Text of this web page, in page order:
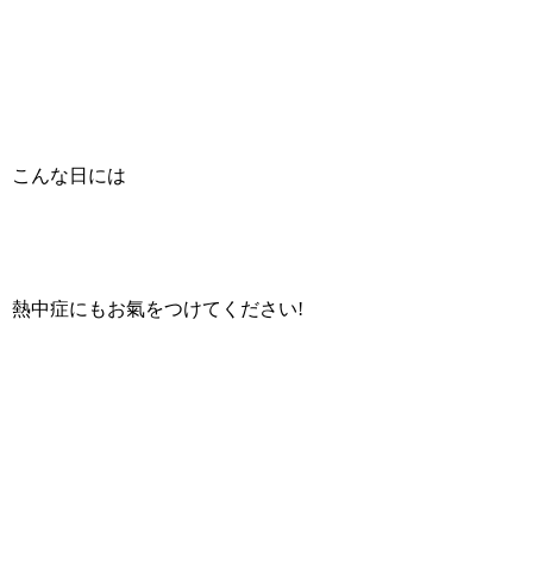
こんな日には
熱中症にもお氣をつけてください!